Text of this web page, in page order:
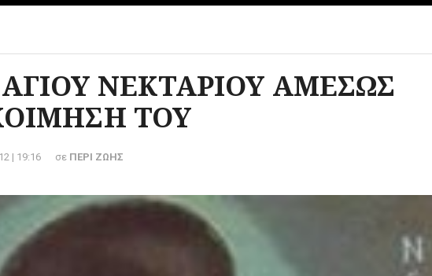
ΝΕΚΤΑΡΙΟΥ ΑΜΕΣΩΣ
ΤΟΥ
| 19:16 σε ΠΕΡΙ ΖΩΗΣ